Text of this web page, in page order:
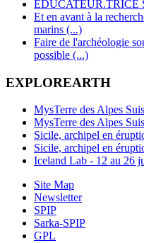
EDUCATEUR.TRICE
Et en avant à la
marins (...)
Faire de l'archéologie
possible (...)
EXPLOREARTH
MysTerre des Alpes
MysTerre des Alpes
Sicile, archipel en
Sicile, archipel en
Iceland Lab - 12 au 26
Site Map
Newsletter
SPIP
Sarka-SPIP
GPL